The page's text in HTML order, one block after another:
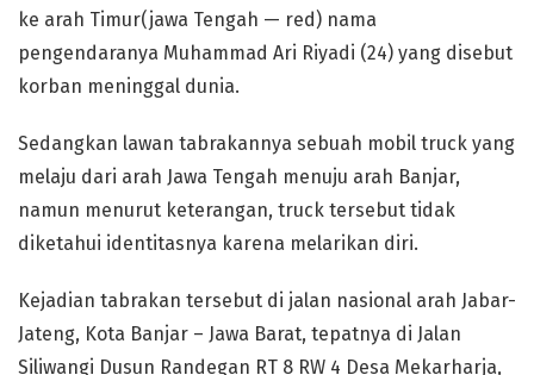
ke arah Timur(jawa Tengah — red) nama
pengendaranya Muhammad Ari Riyadi (24) yang disebut
korban meninggal dunia.
Sedangkan lawan tabrakannya sebuah mobil truck yang
melaju dari arah Jawa Tengah menuju arah Banjar,
namun menurut keterangan, truck tersebut tidak
diketahui identitasnya karena melarikan diri.
Kejadian tabrakan tersebut di jalan nasional arah Jabar-
Jateng, Kota Banjar – Jawa Barat, tepatnya di Jalan
Siliwangi Dusun Randegan RT 8 RW 4 Desa Mekarharja,